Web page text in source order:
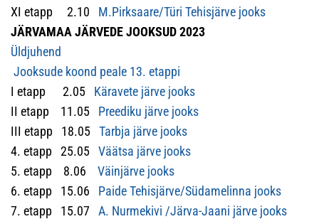
XI etapp 2.10
M.Pirksaare/Türi Tehisjärve jooks
JÄRVAMAA JÄRVEDE JOOKSUD 2023
Üldjuhend
Jooksude koond peale 13. etappi
I etapp 2.05 Käravete järve jooks
II etapp 11.05 Preediku järve jooks
III etapp 18.05 Tarbja järve jooks
4. etapp 25.05 Väätsa järve jooks
5. etapp 8.06 Väinjärve jooks
6. etapp 15.06
Paide Tehisjärve/Südamelinna jooks
7. etapp 15.07
A. Nurmekivi /Järva-Jaani järve jooks